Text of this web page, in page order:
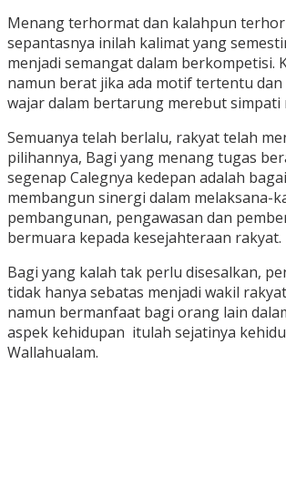
Menang terhormat dan kalahpun
sepantasnya inilah kalimat yang
menjadi semangat dalam berkompetisi.
namun berat jika ada motif tertentu dan
wajar dalam bertarung merebut simpati
Semuanya telah berlalu, rakyat telah
pilihannya, Bagi yang menang tugas
segenap Calegnya kedepan adalah
membangun sinergi dalam melaksana-
pembangunan, pengawasan dan
bermuara kepada kesejahteraan rakyat.
Bagi yang kalah tak perlu disesalkan,
tidak hanya sebatas menjadi wakil
namun bermanfaat bagi orang lain
aspek kehidupan itulah sejatinya
Wallahualam.